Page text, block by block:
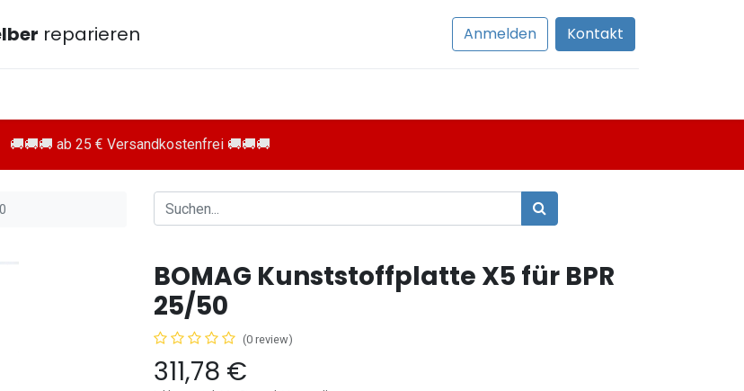
reparieren Anmelden Kontakt
🚚🚚🚚 ab 25 € Versandkostenfrei 🚚🚚🚚
BOMAG Kunststoffplatte X5 für BPR
25/50
(0 review)
311,78 €